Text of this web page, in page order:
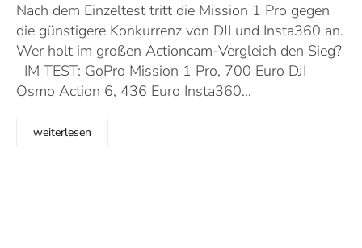
Nach dem Einzeltest tritt die Mission 1 Pro gegen
die günstigere Konkurrenz von DJI und Insta360 an.
Wer holt im großen Actioncam-Vergleich den Sieg?
IM TEST: GoPro Mission 1 Pro, 700 Euro DJI
Osmo Action 6, 436 Euro Insta360…
weiterlesen